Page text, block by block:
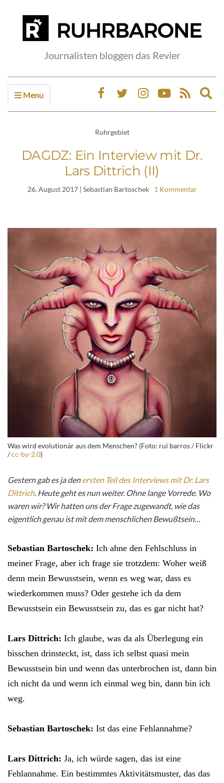
Journalisten bloggen das Revier
Menu
Ruhrgebiet
DAGDZ: Ein Interview mit Dr.
Lars Dittrich (II)
26. August 2017| Sebastian Bartoschek 1 Kommentar
Was wird evolutionär aus dem Menschen? (Foto: rui barros / Flickr
/cc-by-2.0)
Gestern gab es ja denersten Teil des Interviews mit Dr. Lars
Dittrich. Heute geht es nun weiter. Ohne lange Vorrede. Wo
waren wir? Wir hatten uns der Frage zugewandt, wie das
eigentlich genau ist mit dem menschlichen Bewußtsein…
Sebastian Bartoschek: Ich ahne den Fehlschluss in
meiner Frage, aber ich frage sie trotzdem: Woher weiß
denn mein Bewusstsein, wenn es weg war, dass es
wiederkommen muss? Oder gestehe ich da dem
Bewusstsein ein Bewusstsein zu, das es gar nicht hat?
Lars Dittrich: Ich glaube, was da als Überlegung ein
bisschen drinsteckt, ist, dass ich selbst quasi mein
Bewusstsein bin und wenn das unterbrochen ist, dann bin
ich nicht da und wenn ich einmal weg bin, dann bin ich
weg.
Sebastian Bartoschek: Ist das eine Fehlannahme?
Lars Dittrich: Ja, ich würde sagen, das ist eine
Fehlannahme. Ein bestimmtes Aktivitätsmuster, das das